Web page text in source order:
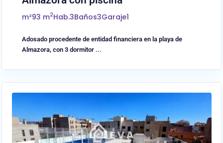
m²93 m2Hab.3Baños3Garaje1
Adosado procedente de entidad financiera en la playa de
Almazora, con 3 dormitor ...
Almassora/Almazora